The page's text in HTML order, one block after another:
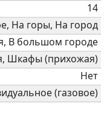
14
На горы, На город
В большом городе
Шкафы (прихожая)
Нет
(газовое)